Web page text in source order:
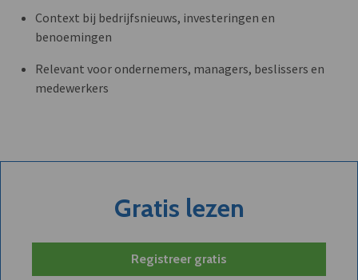
Context bij bedrijfsnieuws, investeringen en
benoemingen
Relevant voor ondernemers, managers, beslissers en
medewerkers
Gratis lezen
Registreer gratis